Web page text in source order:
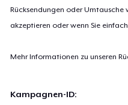
Rücksendungen oder Umtausche
akzeptieren oder wenn Sie
Mehr Informationen zu unseren
Kampagnen-ID: